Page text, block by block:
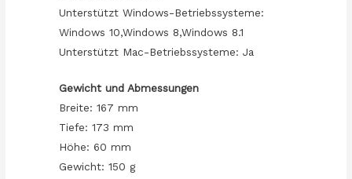
Unterstützt Windows-Betriebssysteme:
Windows 10,Windows 8,Windows 8.1
Unterstützt Mac-Betriebssysteme: Ja
Gewicht und Abmessungen
Breite: 167 mm
Tiefe: 173 mm
Höhe: 60 mm
Gewicht: 150 g